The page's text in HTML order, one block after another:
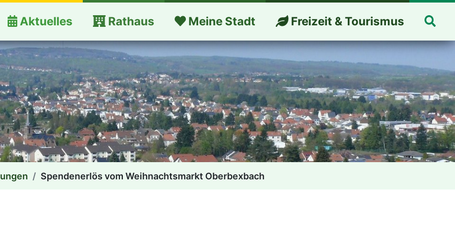
Aktuelles Rathaus Meine Stadt Freizeit & Tourismus
Spendenerlös vom Weihnachtsmarkt Oberbexbach